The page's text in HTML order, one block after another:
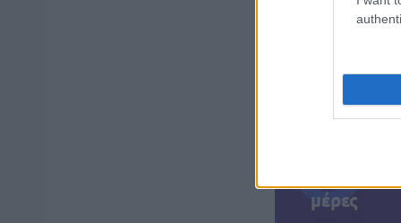
μέρες